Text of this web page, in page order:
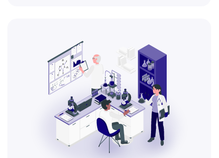
Метод исследования функции внешнего
дыхания, включающий в себя измерение
объёмных и скоростных показателей